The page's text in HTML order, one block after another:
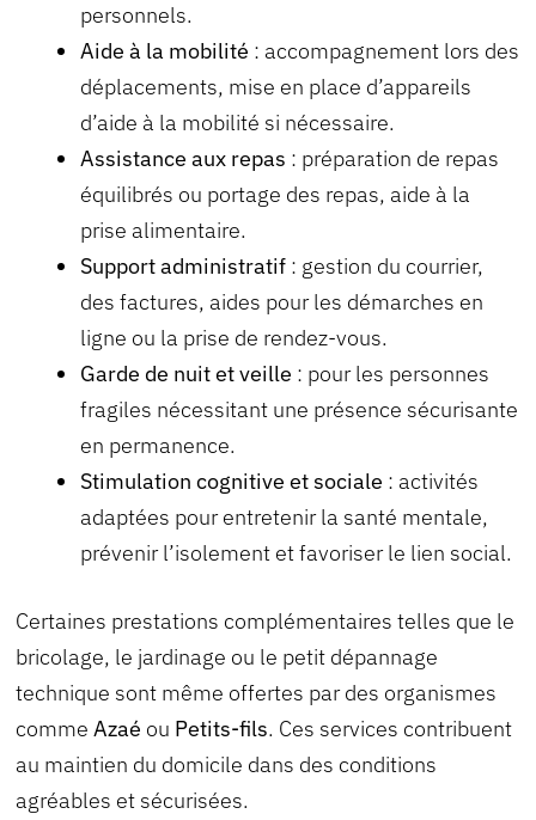
personnels.
Aide à la mobilité : accompagnement lors des
déplacements, mise en place d’appareils
d’aide à la mobilité si nécessaire.
Assistance aux repas : préparation de repas
équilibrés ou portage des repas, aide à la
prise alimentaire.
Support administratif : gestion du courrier,
des factures, aides pour les démarches en
ligne ou la prise de rendez-vous.
Garde de nuit et veille : pour les personnes
fragiles nécessitant une présence sécurisante
en permanence.
Stimulation cognitive et sociale : activités
adaptées pour entretenir la santé mentale,
prévenir l’isolement et favoriser le lien social.
Certaines prestations complémentaires telles que le
bricolage, le jardinage ou le petit dépannage
technique sont même offertes par des organismes
commeAzaé ou Petits-fils. Ces services contribuent
au maintien du domicile dans des conditions
agréables et sécurisées.